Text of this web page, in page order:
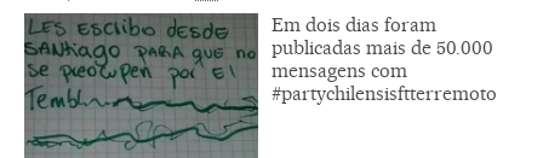
Em dois dias foram
publicadas mais de 50.000
mensagens com
#partychilensisftterremoto